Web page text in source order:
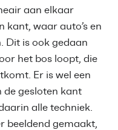
aan elkaar
kant, waar auto’s en
Dit is ook gedaan
het bos loopt, die
Er is wel een
de gesloten kant
alle techniek.
beeldend gemaakt,